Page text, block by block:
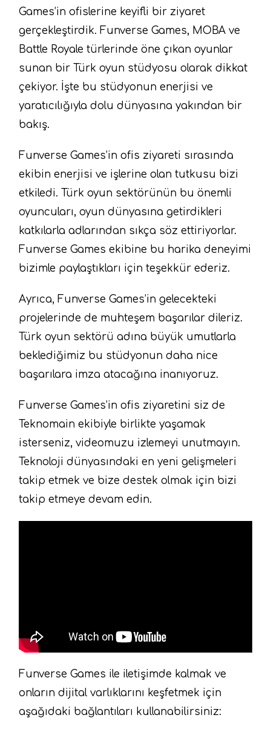
Games’in ofislerine keyifli bir ziyaret
gerçekleştirdik. Funverse Games, MOBA ve
Battle Royale türlerinde öne çıkan oyunlar
sunan bir Türk oyun stüdyosu olarak dikkat
çekiyor. İşte bu stüdyonun enerjisi ve
yaratıcılığıyla dolu dünyasına yakından bir
bakış.
Funverse Games’in ofis ziyareti sırasında
ekibin enerjisi ve işlerine olan tutkusu bizi
etkiledi. Türk oyun sektörünün bu önemli
oyuncuları, oyun dünyasına getirdikleri
katkılarla adlarından sıkça söz ettiriyorlar.
Funverse Games ekibine bu harika deneyimi
bizimle paylaştıkları için teşekkür ederiz.
Ayrıca, Funverse Games’in gelecekteki
projelerinde de muhteşem başarılar dileriz.
Türk oyun sektörü adına büyük umutlarla
beklediğimiz bu stüdyonun daha nice
başarılara imza atacağına inanıyoruz.
Funverse Games’in ofis ziyaretini siz de
Teknomain ekibiyle birlikte yaşamak
isterseniz, videomuzu izlemeyi unutmayın.
Teknoloji dünyasındaki en yeni gelişmeleri
takip etmek ve bize destek olmak için bizi
takip etmeye devam edin.
Funverse Games ile iletişimde kalmak ve
onların dijital varlıklarını keşfetmek için
aşağıdaki bağlantıları kullanabilirsiniz: